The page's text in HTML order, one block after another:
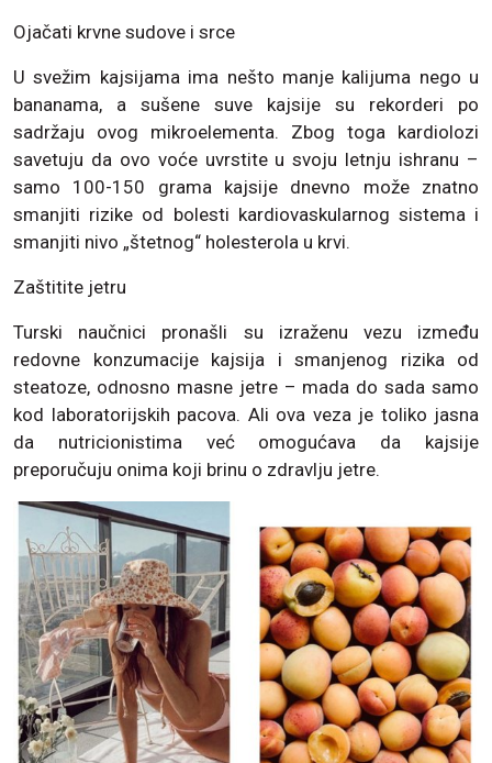
Ojačati krvne sudove i srce
U svežim kajsijama ima nešto manje kalijuma nego u
bananama, a sušene suve kajsije su rekorderi po
sadržaju ovog mikroelementa. Zbog toga kardiolozi
savetuju da ovo voće uvrstite u svoju letnju ishranu –
samo 100-150 grama kajsije dnevno može znatno
smanjiti rizike od bolesti kardiovaskularnog sistema i
smanjiti nivo „štetnog“ holesterola u krvi.
Zaštitite jetru
Turski naučnici pronašli su izraženu vezu između
redovne konzumacije kajsija i smanjenog rizika od
steatoze, odnosno masne jetre – mada do sada samo
kod laboratorijskih pacova. Ali ova veza je toliko jasna
da nutricionistima već omogućava da kajsije
preporučuju onima koji brinu o zdravlju jetre.